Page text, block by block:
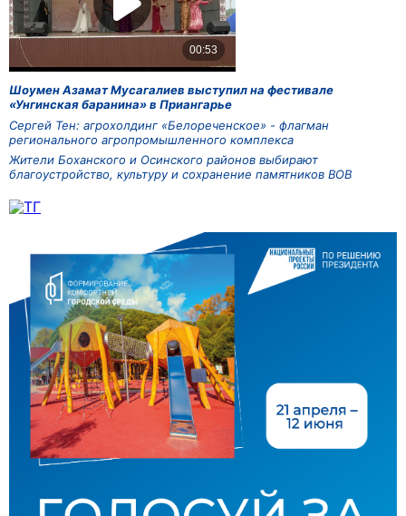
Шоумен Азамат Мусагалиев выступил на фестивале
«Унгинская баранина» в Приангарье
Сергей Тен: агрохолдинг «Белореченское» - флагман
регионального агропромышленного комплекса
Жители Боханского и Осинского районов выбирают
благоустройство, культуру и сохранение памятников ВОВ